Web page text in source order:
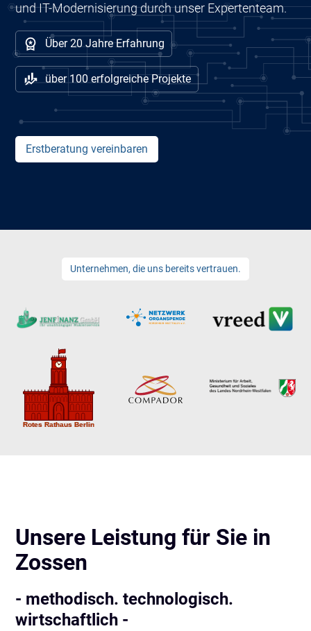
und IT-Modernisierung durch unser Expertenteam.
Über 20 Jahre Erfahrung
über 100 erfolgreiche Projekte
Erstberatung vereinbaren
Unternehmen, die uns bereits vertrauen.
Unsere Leistung für Sie in
Zossen
- methodisch. technologisch.
wirtschaftlich -